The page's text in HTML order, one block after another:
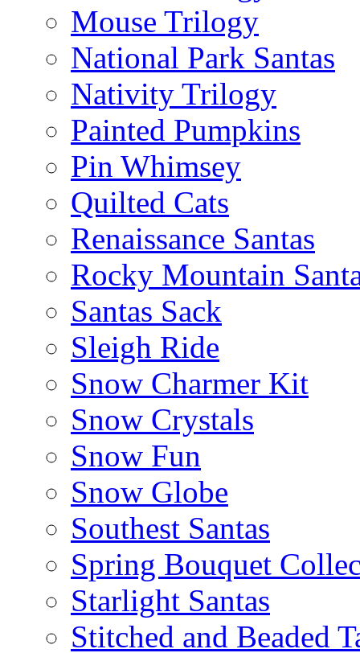
Mouse Trilogy
National Park Santas
Nativity Trilogy
Painted Pumpkins
Pin Whimsey
Quilted Cats
Renaissance Santas
Rocky Mountain
Santas Sack
Sleigh Ride
Snow Charmer Kit
Snow Crystals
Snow Fun
Snow Globe
Southest Santas
Spring Bouquet
Starlight Santas
Stitched and Beaded